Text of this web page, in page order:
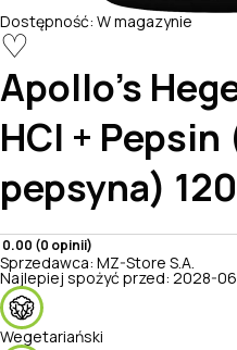
Dostępność: W magazynie
♡
Apollo's
HCl +
pepsyna)
0.00 (0 opinii)
Sprzedawca: MZ-Store S.A.
Najlepiej spożyć przed: 2028-
Wegetariański